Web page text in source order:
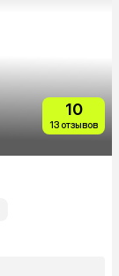
10
13 отзывов